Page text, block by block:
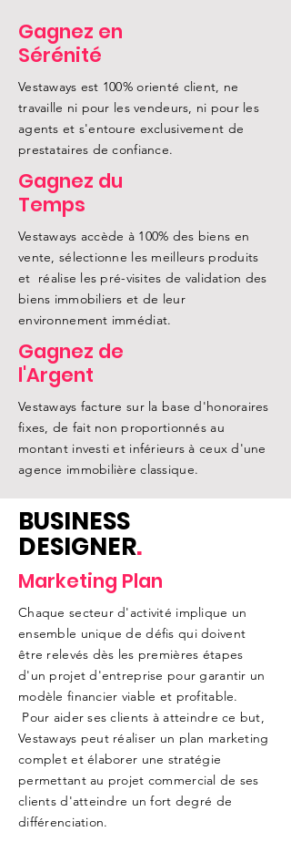
Gagnez en
Sérénité
Vestaways est 100% orienté client, ne
travaille ni pour les vendeurs, ni pour les
agents et s'entoure exclusivement de
prestataires de confiance.
Gagnez du
Temps
Vestaways accède à 100% des biens en
vente, sélectionne les meilleurs produits
et réalise les pré-visites de validation des
biens immobiliers et de leur
environnement immédiat.
Gagnez de
l'Argent
Vestaways facture sur la base d'honoraires
fixes, de fait non proportionnés au
montant investi et inférieurs à ceux d'une
agence immobilière classique.
BUSINESS
DESIGNER.
Marketing Plan
Chaque secteur d'activité implique un
ensemble unique de défis qui doivent
être relevés dès les premières étapes
d'un projet d'entreprise pour garantir un
modèle financier viable et profitable.
Pour aider ses clients à atteindre ce but,
Vestaways peut réaliser un plan marketing
complet et élaborer une stratégie
permettant au projet commercial de ses
clients d'atteindre un fort degré de
différenciation.